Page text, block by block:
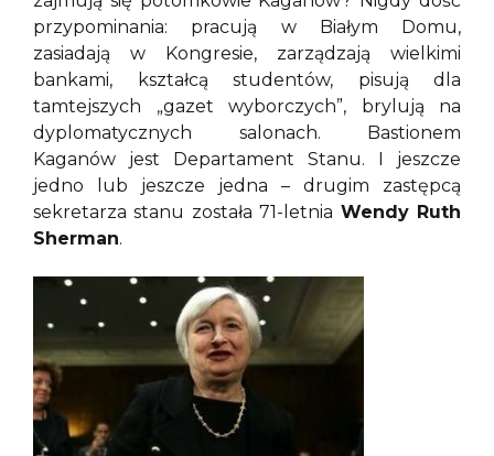
przypominania: pracują w Białym Domu,
zasiadają w Kongresie, zarządzają wielkimi
bankami, kształcą studentów, pisują dla
tamtejszych „gazet wyborczych”, brylują na
dyplomatycznych salonach. Bastionem
Kaganów jest Departament Stanu. I jeszcze
jedno lub jeszcze jedna – drugim zastępcą
sekretarza stanu została 71-letnia Wendy Ruth
Sherman.